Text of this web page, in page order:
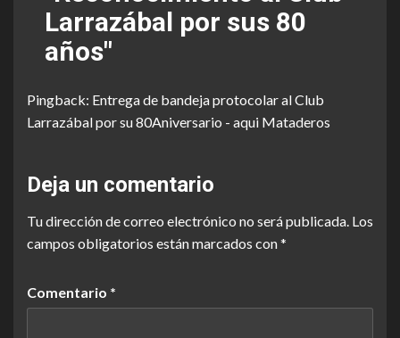
Larrazábal por sus 80
años"
Pingback: Entrega de bandeja protocolar al Club
Larrazábal por su 80Aniversario - aqui Mataderos
Deja un comentario
Tu dirección de correo electrónico no será publicada. Los
campos obligatorios están marcados con*
Comentario *